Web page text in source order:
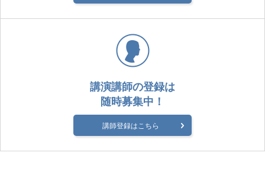
講演講師の登録は
随時募集中！
講師登録はこちら